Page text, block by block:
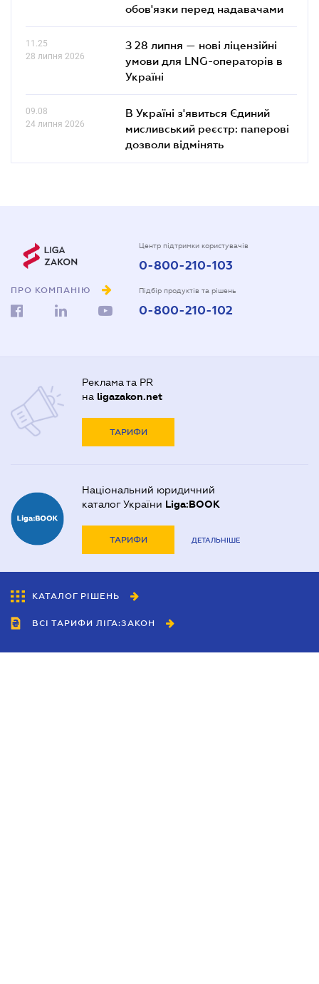
обов'язки перед надавачами
11.25
28 липня 2026
З 28 липня — нові ліцензійні
умови для LNG-операторів в
Україні
09.08
24 липня 2026
В Україні з'явиться Єдиний
мисливський реєстр: паперові
дозволи відмінять
ПРО КОМПАНІЮ
Центр підтримки користувачів
0-800-210-103
Підбір продуктів та рішень
0-800-210-102
Реклама та PR
на ligazakon.net
ТАРИФИ
Національний юридичний
каталог України Liga:BOOK
ТАРИФИ ДЕТАЛЬНІШЕ
КАТАЛОГ РІШЕНЬ
ВСІ ТАРИФИ ЛІГА:ЗАКОН